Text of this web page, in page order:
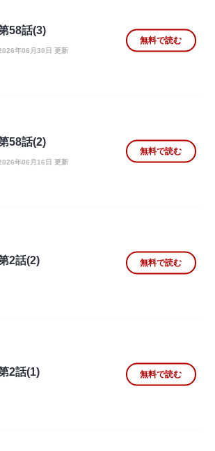
58話(3)
年06月30日 更新
無料で読む
58話(2)
年06月16日 更新
無料で読む
2話(2) 無料で読む
2話(1) 無料で読む